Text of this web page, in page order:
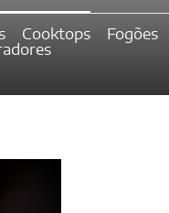
Cooktops
Fogões